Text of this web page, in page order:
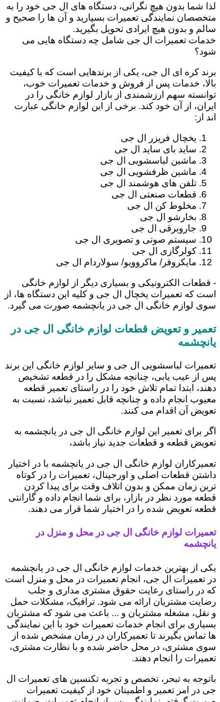
لذا شما بدون هیچ نگرانی، دستگاه های ال جی خود را به
متخصصان نمایندگی تعمیرات بسپارید و آن ها را صحیح و
سالم و بدون هیچ ایرادی تحویل بگیرید.
خدمات تعمیرات ال جی شامل چه دستگاه هایی می
شود؟
برند کره ای ال جی، یکی از برندهایی است که با کیفیت
بالا، خدمات پس از فروش و خدمات تعمیرات خوب،
توانسته سهم ارزشمندی از بازار لوازم خانگی را در
ایران، از آن خود کند. برخی از این لوازم خانگی عبارت
اند از:
یخچال فریزر ال جی
ساید بای ساید ال جی
ماشین لباسشویی ال جی
ماشین ظرفشویی ال جی
تلفن های هوشمند ال جی
قطعات صنعتی ال جی
مخلوط کن ال جی
بخارشو ال جی
جاروبرقی ال جی
سیستم صوتی و تصویری ال جی
کولرگازی ال جی
مایکروفر/ ماکروویو/ سولاردام ال جی
- قطعات الکترونیکی و بسیاری دیگر از لوازم خانگی
است که تعمیرات یخچال ال جی و کلیه این دستگاه ها، از
سوی لوازم خانگی ال جی در یانچشمه صورت می گیرد.
تعمیر و تعویض قطعات لوازم خانگی ال جی در
یانچشمه
تعمیرات لباسشویی ال جی و سایر لوازم خانگی این برند
پس از عیب یابی، چنانچه مشکل را در قطعه تشخیص
دهند، ابتدا تمام تلاش خود را در راستای تعمیر قطعه
معیوب انجام داده و چنانچه قابل تعمیر نباشد، نسبت به
تعویض آن اقدام می کنند.
اگر برای تعمیر این لوازم خانگی ال جی در یانچشمه به
تعویض قطعه و قطعات جدید نیاز باشد،
تعمیرکاران لوازم خانگی ال جی در یانچشمه با در اختیار
داشتن قطعات اصلی و اورجینال، تعمیرات را در کوتاه
ترین زمان ممکن و بدون اتلاف وقت برای پیدا کردن
قطعه مورد نظر در بازار، برای شما انجام داده و گارانتی
قطعه تعویض شده را در اختیار شما قرار می دهند.
تعمیرات لوازم خانگی ال جی در محل و منزل در
یانچشمه
یکی از بهترین خدمات لوازم خانگی ال جی در یانچشمه
در تعمیرات ال جی، انجام تعمیرات در محل و منزل است
که در راستای رعایت حقوق مشتری مداری و جلب
رضایت مشتریان ارائه می شود. ترافیک، مشکلات حمل
و نقل، مشغله مشتریان و ... باعث می شود که مشتریان
بسیاری برای انجام خدمات تعمیرات خود با این نمایندگی
ها تماس بگیرند تا تعمیرکاران در زمان مشخص شده از
سوی مشتری، در محل حاضر شده و با نظارت مشتری،
تعمیرات را انجام دهند.
باتوجه به تبحر، تخصص و تجربه تکنسین های تعمیرات ال
جی در امر تعمیر و اطمینان خود از کیفیت تعمیرات